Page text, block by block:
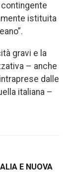
istituita
gravi e la
– anche
dalle
italiana –
E NUOVA